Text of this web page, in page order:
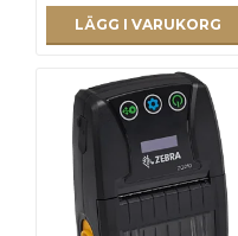
LÄGG I VARUKORG